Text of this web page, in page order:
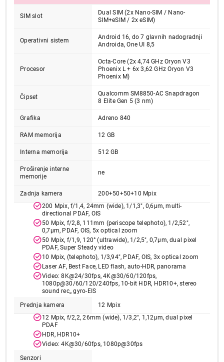
SIM slot
Dual SIM (2x Nano-SIM / Nano-
SIM+eSIM / 2x eSIM)
Operativni sistem
Android 16, do 7 glavnih nadogradnji
Androida, One UI 8,5
Procesor
Octa-Core (2x 4,74 GHz Oryon V3
Phoenix L + 6x 3,62 GHz Oryon V3
Phoenix M)
Čipset
Qualcomm SM8850-AC Snapdragon
8 Elite Gen 5 (3 nm)
Grafika Adreno 840
RAM memorija 12 GB
Interna memorija 512 GB
Proširenje interne
memorije
ne
Zadnja kamera
200+50+50+10 Mpix
200 Mpix, f/1,4, 24mm (wide), 1/1,3", 0,6µm, multi-
directional PDAF, OIS
50 Mpix, f/2,8, 111mm (periscope telephoto), 1/2,52",
0,7µm, PDAF, OIS, 5x optical zoom
50 Mpix, f/1,9, 120° (ultrawide), 1/2,5", 0,7µm, dual pixel
PDAF, Super Steady video
10 Mpix, (telephoto), 1/3,94", PDAF, OIS, 3x optical zoom
Laser AF, Best Face, LED flash, auto-HDR, panorama
Video: 8K@24/30fps, 4K@30/60/120fps,
1080p@30/60/120/240fps, 10-bit HDR, HDR10+, stereo
sound rec,, gyro-EIS
Prednja kamera
12 Mpix
12 Mpix, f/2,2, 26mm (wide), 1/3,2", 1,12µm, dual pixel
PDAF
HDR, HDR10+
Video: 4K@30/60fps, 1080p@30fps
Senzori
174.999,00
SAMSUNG Galaxy S26 Ultra 12GB/512GB
Proizvod je dodat u korpu.
Ukupno u korpi: 0,00
Završi kupovinu